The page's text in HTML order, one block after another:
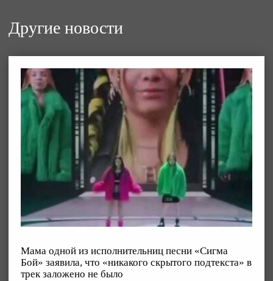
Другие новости
Мама одной из исполнительниц песни «Сигма
Бой» заявила, что «никакого скрытого подтекста» в
трек заложено не было